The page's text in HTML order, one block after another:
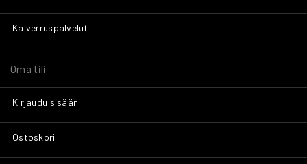
Kaiverruspalvelut
Oma tili
Kirjaudu sisään
Ostoskori